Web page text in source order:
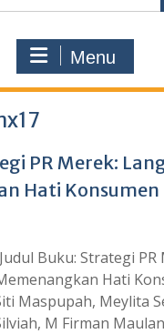
Menu
PR Merek:
Hati Konsumen
Buku: Strategi PR
Hati
Maspupah, Meylita
M Firman